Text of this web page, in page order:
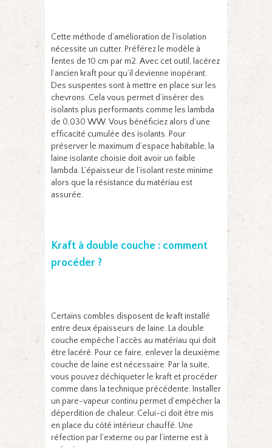
Cette méthode d’amélioration de l’isolation
nécessite un cutter. Préférez le modèle à
fentes de 10 cm par m2. Avec cet outil, lacérez
l’ancien kraft pour qu’il devienne inopérant.
Des suspentes sont à mettre en place sur les
chevrons. Cela vous permet d’insérer des
isolants plus performants comme les lambda
de 0,030 WW. Vous bénéficiez alors d’une
efficacité cumulée des isolants. Pour
préserver le maximum d’espace habitable, la
laine isolante choisie doit avoir un faible
lambda. L’épaisseur de l’isolant reste minime
alors que la résistance du matériau est
assurée.
Kraft à double couche : comment
procéder ?
Certains combles disposent de kraft installé
entre deux épaisseurs de laine. La double
couche empêche l’accès au matériau qui doit
être lacéré. Pour ce faire, enlever la deuxième
couche de laine est nécessaire. Par la suite,
vous pouvez déchiqueter le kraft et procéder
comme dans la technique précédente. Installer
un pare-vapeur continu permet d’empêcher la
déperdition de chaleur. Celui-ci doit être mis
en place du côté intérieur chauffé. Une
réfection par l’externe ou par l’interne est à